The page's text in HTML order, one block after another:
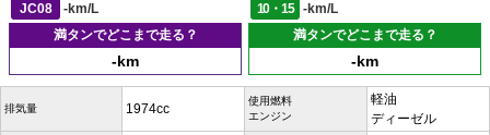
JC08
-km/L 10・15
-km/L
満タンでどこまで走る？
-km
満タンでどこまで走る？
-km
排気量 1974cc
使用燃料
エンジン
軽油
ディーゼル